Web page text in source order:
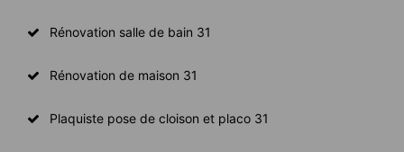
Rénovation salle de bain 31
Rénovation de maison 31
Plaquiste pose de cloison et placo 31